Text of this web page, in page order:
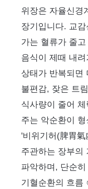
위장은 자율신경
장기입니다. 교
가는 혈류가 줄
음식이 제때 내
상태가 반복되면
불편감, 잦은 트
식사량이 줄어
주는 악순환이
'비위기허(脾胃
주관하는 장부의
파악하며, 단순
기혈순환의 흐름